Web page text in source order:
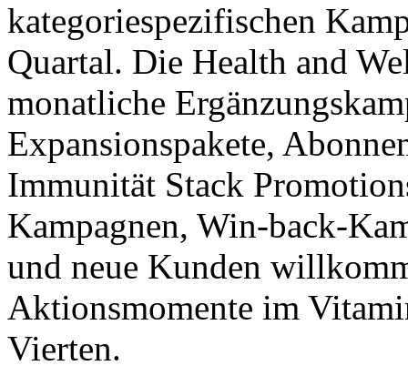
kategoriespezifischen
Quartal. Die Health and
monatliche
Expansionspakete,
Immunität Stack
Kampagnen, Win-back-
und neue Kunden
Aktionsmomente im
Vierten.